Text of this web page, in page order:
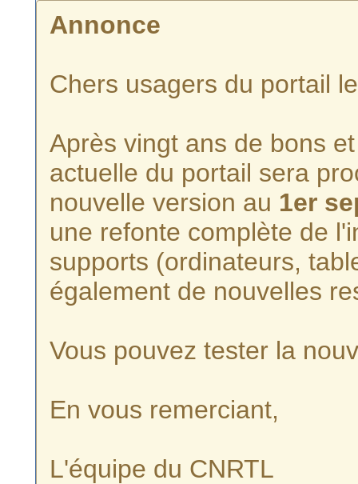
Annonce
Chers usagers du portail
Après vingt ans de bons
actuelle du portail sera
nouvelle version au 1er
une refonte complète de
supports (ordinateurs,
également de nouvelles
Vous pouvez tester la
En vous remerciant,
L'équipe du CNRTL